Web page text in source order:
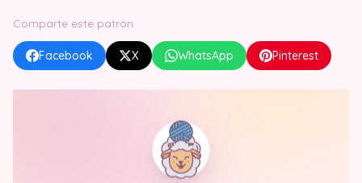
Comparte este patrón
Facebook X WhatsApp Pinterest